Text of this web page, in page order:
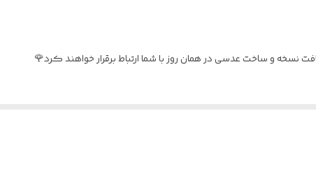
و ساخت عدسی در همان روز با شما ارتباط برقرار خواهند کرد🌹